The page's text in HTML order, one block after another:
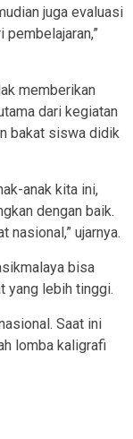
juga evaluasi
pembelajaran,”
memberikan
dari kegiatan
bakat siswa didik
anak kita ini,
dengan baik.
ujarnya.
bisa
yang lebih tinggi.
Saat ini
lomba kaligrafi